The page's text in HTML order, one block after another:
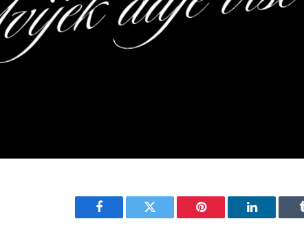
Facebook Twitter Pinterest LinkedIn